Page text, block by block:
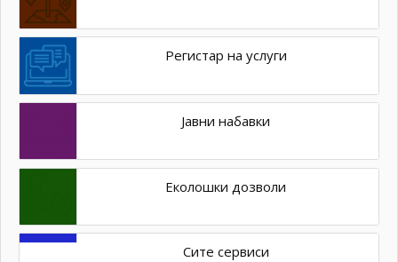
Регистар на услуги
Јавни набавки
Еколошки дозволи
Сите сервиси